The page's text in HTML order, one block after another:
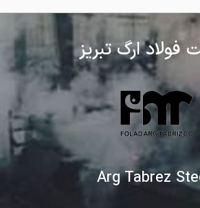
فولاد ارگ تبریز
Arg Tabrez